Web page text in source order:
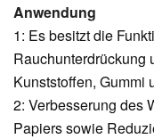
Anwendung
1: Es besitzt die
Rauchunterdrückung
Kunststoffen, Gummi
2: Verbesserung des
Papiers sowie